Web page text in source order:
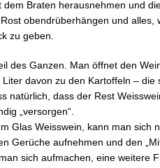
Braten herausnehmen und
obendrüberhängen und
zu geben.
des Ganzen. Man öffnet den
davon zu den Kartoffeln – die
natürlich, dass der Rest
„versorgen“.
Glas Weisswein, kann man sich
Gerüche aufnehmen und den
sich aufmachen, eine weitere